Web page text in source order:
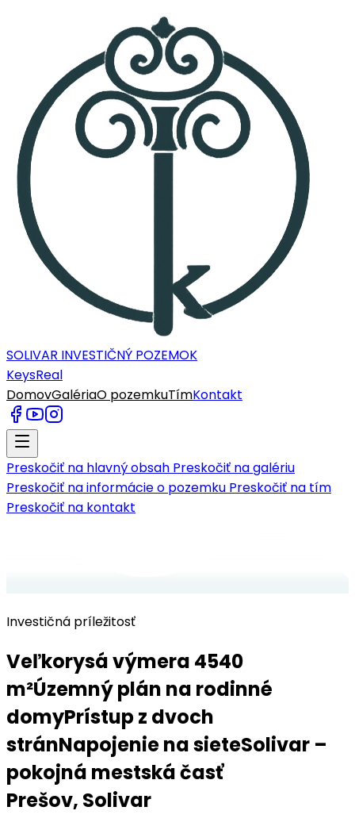
SOLIVAR INVESTIČNÝ POZEMOK
KeysReal
DomovGalériaO pozemkuTímKontakt
Preskočiť na hlavný obsah Preskočiť na galériu
Preskočiť na informácie o pozemku Preskočiť na tím
Preskočiť na kontakt
Investičná príležitosť
Veľkorysá výmera 4540
m²Územný plán na rodinné
domyPrístup z dvoch
stránNapojenie na sieteSolivar –
pokojná mestská časť
Prešov, Solivar